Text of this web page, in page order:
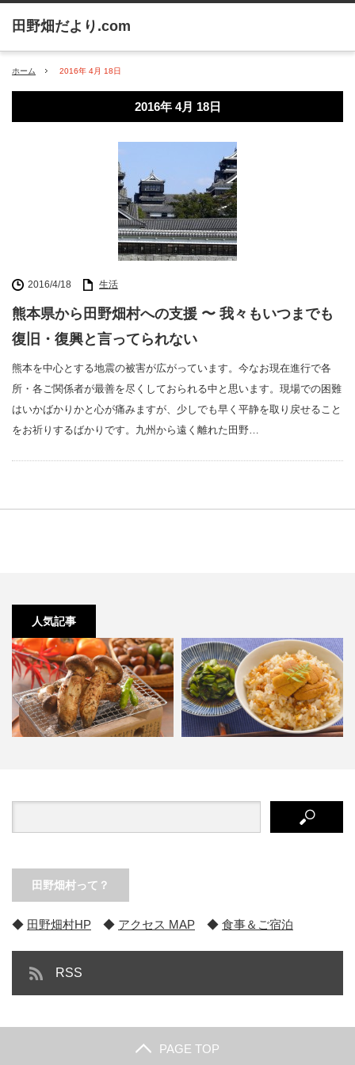
ホーム 2016年 4月 18日
2016年 4月 18日
2016/4/18 生活
熊本県から田野畑村への支援 〜 我々もいつまでも
復旧・復興と言ってられない
熊本を中心とする地震の被害が広がっています。今なお現在進行で各
所・各ご関係者が最善を尽くしておられる中と思います。現場での困難
はいかばかりかと心が痛みますが、少しでも早く平静を取り戻せること
をお祈りするばかりです。九州から遠く離れた田野…
人気記事
『田野畑だより 2017 秋号』マツ
お取り寄せコーナー、開設しまし
田野畑村って？
◆ 田野畑村HP ◆ アクセス MAP ◆ 食事＆ご宿泊
RSS
PAGE TOP